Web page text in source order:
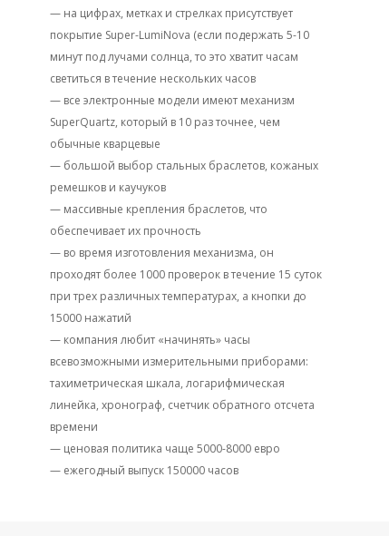
— на цифрах, метках и стрелках присутствует
покрытие Super-LumiNova (если подержать 5-10
минут под лучами солнца, то это хватит часам
светиться в течение нескольких часов
— все электронные модели имеют механизм
SuperQuartz, который в 10 раз точнее, чем
обычные кварцевые
— большой выбор стальных браслетов, кожаных
ремешков и каучуков
— массивные крепления браслетов, что
обеспечивает их прочность
— во время изготовления механизма, он
проходят более 1000 проверок в течение 15 суток
при трех различных температурах, а кнопки до
15000 нажатий
— компания любит «начинять» часы
всевозможными измерительными приборами:
тахиметрическая шкала, логарифмическая
линейка, хронограф, счетчик обратного отсчета
времени
— ценовая политика чаще 5000-8000 евро
— ежегодный выпуск 150000 часов